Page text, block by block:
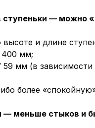
ступеньки — можно
и длине
400 мм;
мм (в зависимости
более
— меньше стыков и